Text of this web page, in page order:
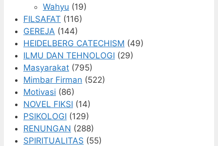
Wahyu (19)
FILSAFAT (116)
GEREJA (144)
HEIDELBERG CATECHISM (49)
ILMU DAN TEHNOLOGI (29)
Masyarakat (795)
Mimbar Firman (522)
Motivasi (86)
NOVEL FIKSI (14)
PSIKOLOGI (129)
RENUNGAN (288)
SPIRITUALITAS (55)